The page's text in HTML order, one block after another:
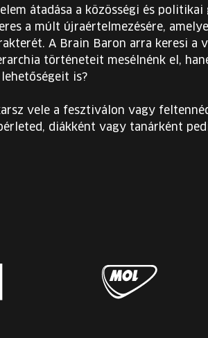
átadása a közösségi és
a múlt újraértelmezésére,
A Brain Baron arra keresi a
történeteit mesélnénk el,
is?
vele a fesztiválon vagy
diákként vagy tanárként